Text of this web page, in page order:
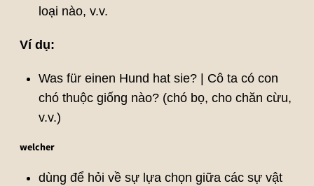
loại nào, v.v.
Ví dụ:
Was für einen Hund hat sie? | Cô ta có con
chó thuộc giống nào? (chó bọ, cho chăn cừu,
v.v.)
welcher
dùng để hỏi về sự lựa chọn giữa các sự vật